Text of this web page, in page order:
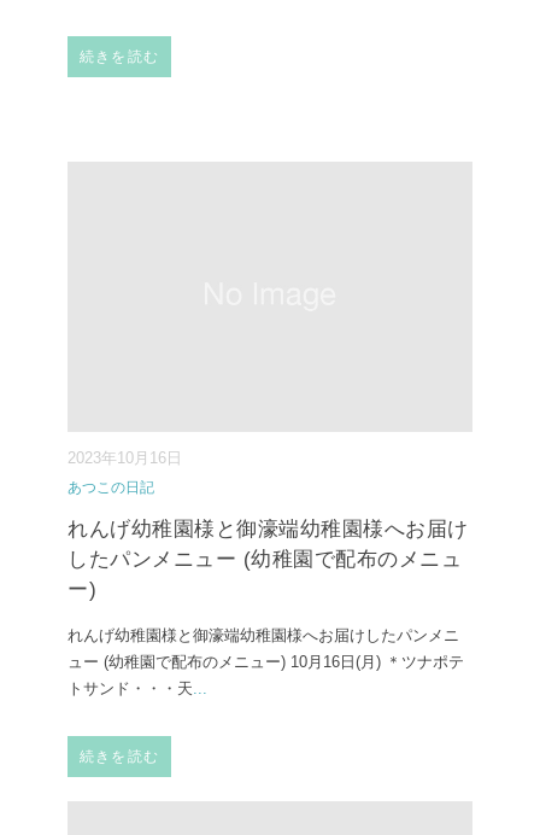
続きを読む
2023年10月16日
あつこの日記
れんげ幼稚園様と御濠端幼稚園様へお届け
したパンメニュー (幼稚園で配布のメニュ
ー)
れんげ幼稚園様と御濠端幼稚園様へお届けしたパンメニ
ュー (幼稚園で配布のメニュー) ⁡10月16日(月) ⁡＊ツナポテ
トサンド・・・天...
続きを読む